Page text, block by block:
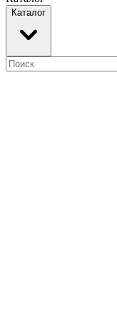
Каталог